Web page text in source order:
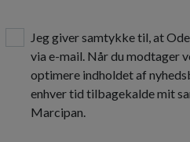
Jeg giver samtykke til, at
via e-mail. Når du modtager
optimere indholdet af
enhver tid tilbagekalde mit
Marcipan.